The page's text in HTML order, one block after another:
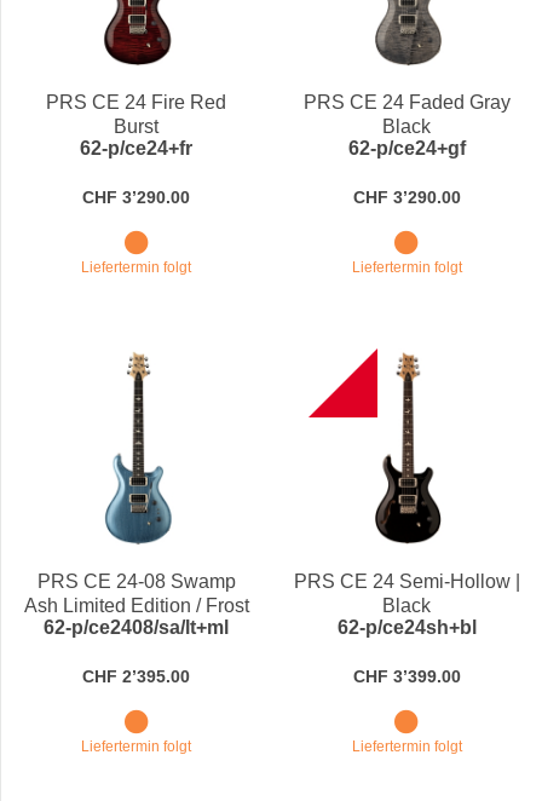
PRS CE 24 Fire Red
Burst
62-p/ce24+fr
CHF 3’290.00
Liefertermin folgt
PRS CE 24 Faded Gray
Black
62-p/ce24+gf
CHF 3’290.00
Liefertermin folgt
PRS CE 24-08 Swamp
Ash Limited Edition / Frost
Blue Metallic
62-p/ce2408/sa/lt+ml
CHF 2’395.00
Liefertermin folgt
PRS CE 24 Semi-Hollow |
Black
62-p/ce24sh+bl
CHF 3’399.00
Liefertermin folgt